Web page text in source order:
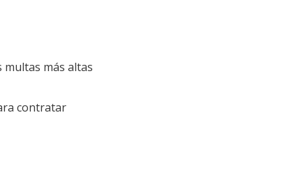
multas más altas
contratar